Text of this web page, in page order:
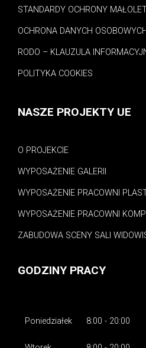
STANDARDY OCHRONY
OCHRONA DANYCH
RODO – KLAUZULA
POLITYKA COOKIES
NASZE PROJEKTY UE
O PROJEKCIE
WYPOSAŻENIE GALERII
WYPOSAŻENIE PRACOWNI
WYPOSAŻENIE PRACOWNI
ZABUDOWA SCENY SALI
GODZINY PRACY
Poniedziałek 8:00 - 20:00